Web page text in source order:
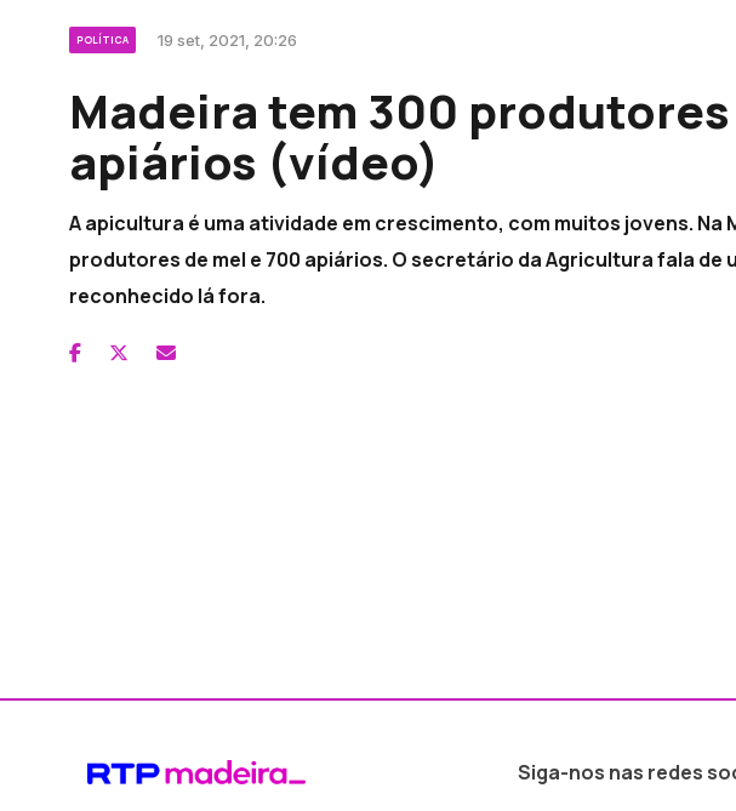
POLÍTICA 19 set, 2021, 20:26
Madeira tem 300
apiários (vídeo)
A apicultura é uma atividade em crescimento, com muitos jovens. Na
produtores de mel e 700 apiários. O secretário da Agricultura fala de
reconhecido lá fora.
Siga-nos nas redes